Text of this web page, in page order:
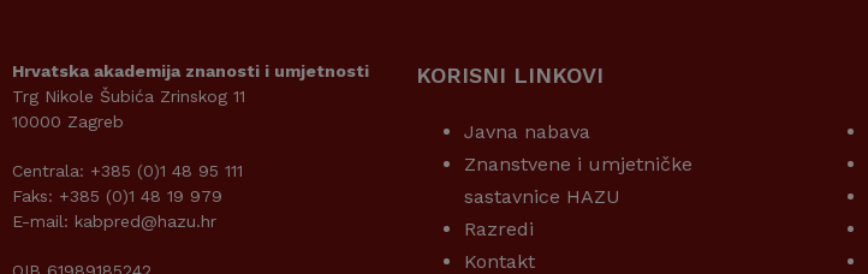
Hrvatska akademija znanosti i umjetnosti
Trg Nikole Šubića Zrinskog 11
10000 Zagreb
Centrala: +385 (0)1 48 95 111
Faks: +385 (0)1 48 19 979
E-mail: kabpred@hazu.hr
KORISNI LINKOVI
Javna nabava
Znanstvene i umjetničke
sastavnice HAZU
Razredi
Kontakt